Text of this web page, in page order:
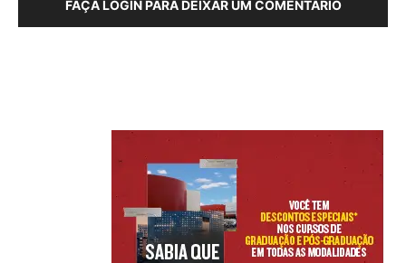
FAÇA LOGIN PARA DEIXAR UM COMENTÁRIO